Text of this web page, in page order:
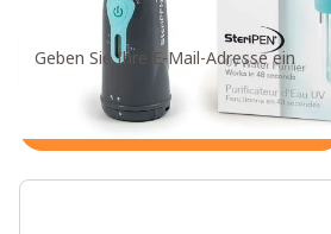
abonnieren
Halte mich auf dem Laufenden